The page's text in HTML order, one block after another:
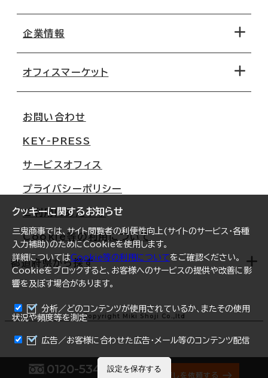
まとめて資料請求
0120-534-011 オフィス探しを依頼する
クッキーに関するお知らせ
三鬼商事では、サイト閲覧者の利便性向上(サイトのサービス・各種
入力補助)のためにCookieを使用します。
詳細についてはCookie等の利用についてをご確認ください。
Cookieをブロックすると、お客様へのサービスの提供や改善に影
響を及ぼす場合があります。
分析／どのコンテンツが使用されているか、またその使用
状況や頻度等を測定
広告／お客様に合わせた広告・メール等のコンテンツ配信
設定を保存する
地図から探す
路線・駅から探す
移転コストシミュレーション
移転スケジュール
オフィス移転Q&A
企業情報
オフィスマーケット
大阪
名古屋
札幌
仙台
横浜
福岡
オフィスリポート
ログイン
お問い合わせ
KEY-PRESS
サービスオフィス
プライバシーポリシー
ご利用にあたって
Cookie等の利用について
都道府県から探す
北海道
青森県
Copyright Miki Shoji Co.,ltd